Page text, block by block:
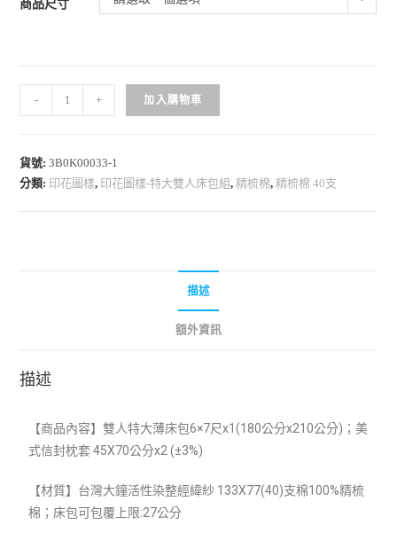
商品尺寸
- + 加入購物車
貨號:3B0K00033-1
分類: 印花圖樣, 印花圖樣-特大雙人床包組,精梳棉,精梳棉 40支
描述
額外資訊
描述
【商品內容】雙人特大薄床包6×7尺x1(180公分x210公分)；美
式信封枕套 45X70公分x2 (±3%)
【材質】 台灣大鐘活性染整經緯紗 133X77(40)支棉100%精梳
棉；床包可包覆上限:27公分